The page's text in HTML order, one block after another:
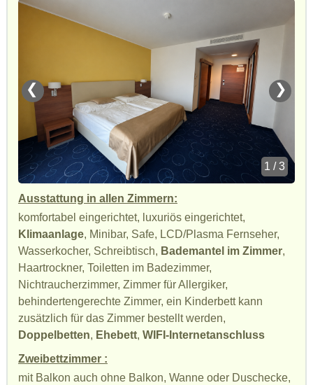
❮ ❯
1 / 3
Ausstattung in allen Zimmern:
komfortabel eingerichtet, luxuriös eingerichtet,
Klimaanlage, Minibar, Safe, LCD/Plasma Fernseher,
Wasserkocher, Schreibtisch, Bademantel im Zimmer,
Haartrockner, Toiletten im Badezimmer,
Nichtraucherzimmer, Zimmer für Allergiker,
behindertengerechte Zimmer, ein Kinderbett kann
zusätzlich für das Zimmer bestellt werden,
Doppelbetten, Ehebett, WIFI-Internetanschluss
Zweibettzimmer :
mit Balkon auch ohne Balkon, Wanne oder Duschecke,